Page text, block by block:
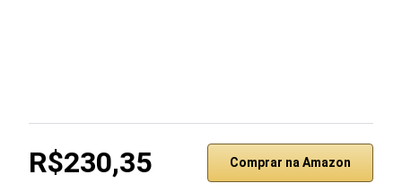
R$230,35 Comprar na Amazon